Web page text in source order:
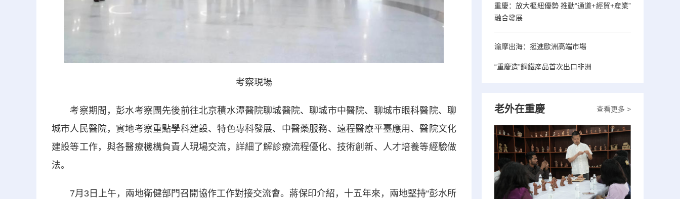
考察現場
考察期間，彭水考察團先後前往北京積水潭醫院聊城醫院、聊城市中醫院、聊城市眼科醫院、聊
城市人民醫院，實地考察重點學科建設、特色專科發展、中醫藥服務、遠程醫療平臺應用、醫院文化
建設等工作，與各醫療機構負責人現場交流，詳細了解診療流程優化、技術創新、人才培養等經驗做
法。
7月3日上午，兩地衛健部門召開協作工作對接交流會。蔣保印介紹，十五年來，兩地堅持“彭水所
重慶：放大樞紐優勢 推動“通道+經貿+産業”
融合發展
渝摩出海：挺進歐洲高端市場
“重慶造”鋼鐵産品首次出口非洲
查看更多 >
老外在重慶